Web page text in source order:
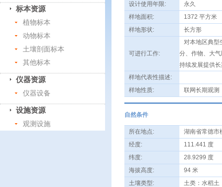
标本资源
植物标本
动物标本
土壤剖面标本
其他标本
仪器资源
仪器设备
设施资源
观测设施
设计使用年限:
永久
样地面积:
1372 平方米
样地形状:
长方形
可进行工作:
对本地区典型
分、作物、大
持续发展提供
样地代表性描述:
样地性质:
联网长期观测
自然条件
所在地点:
湖南省常德市
经度:
111.441 度
纬度:
28.9299 度
海拔高度:
94 米
土壤类型:
土类：水稻土